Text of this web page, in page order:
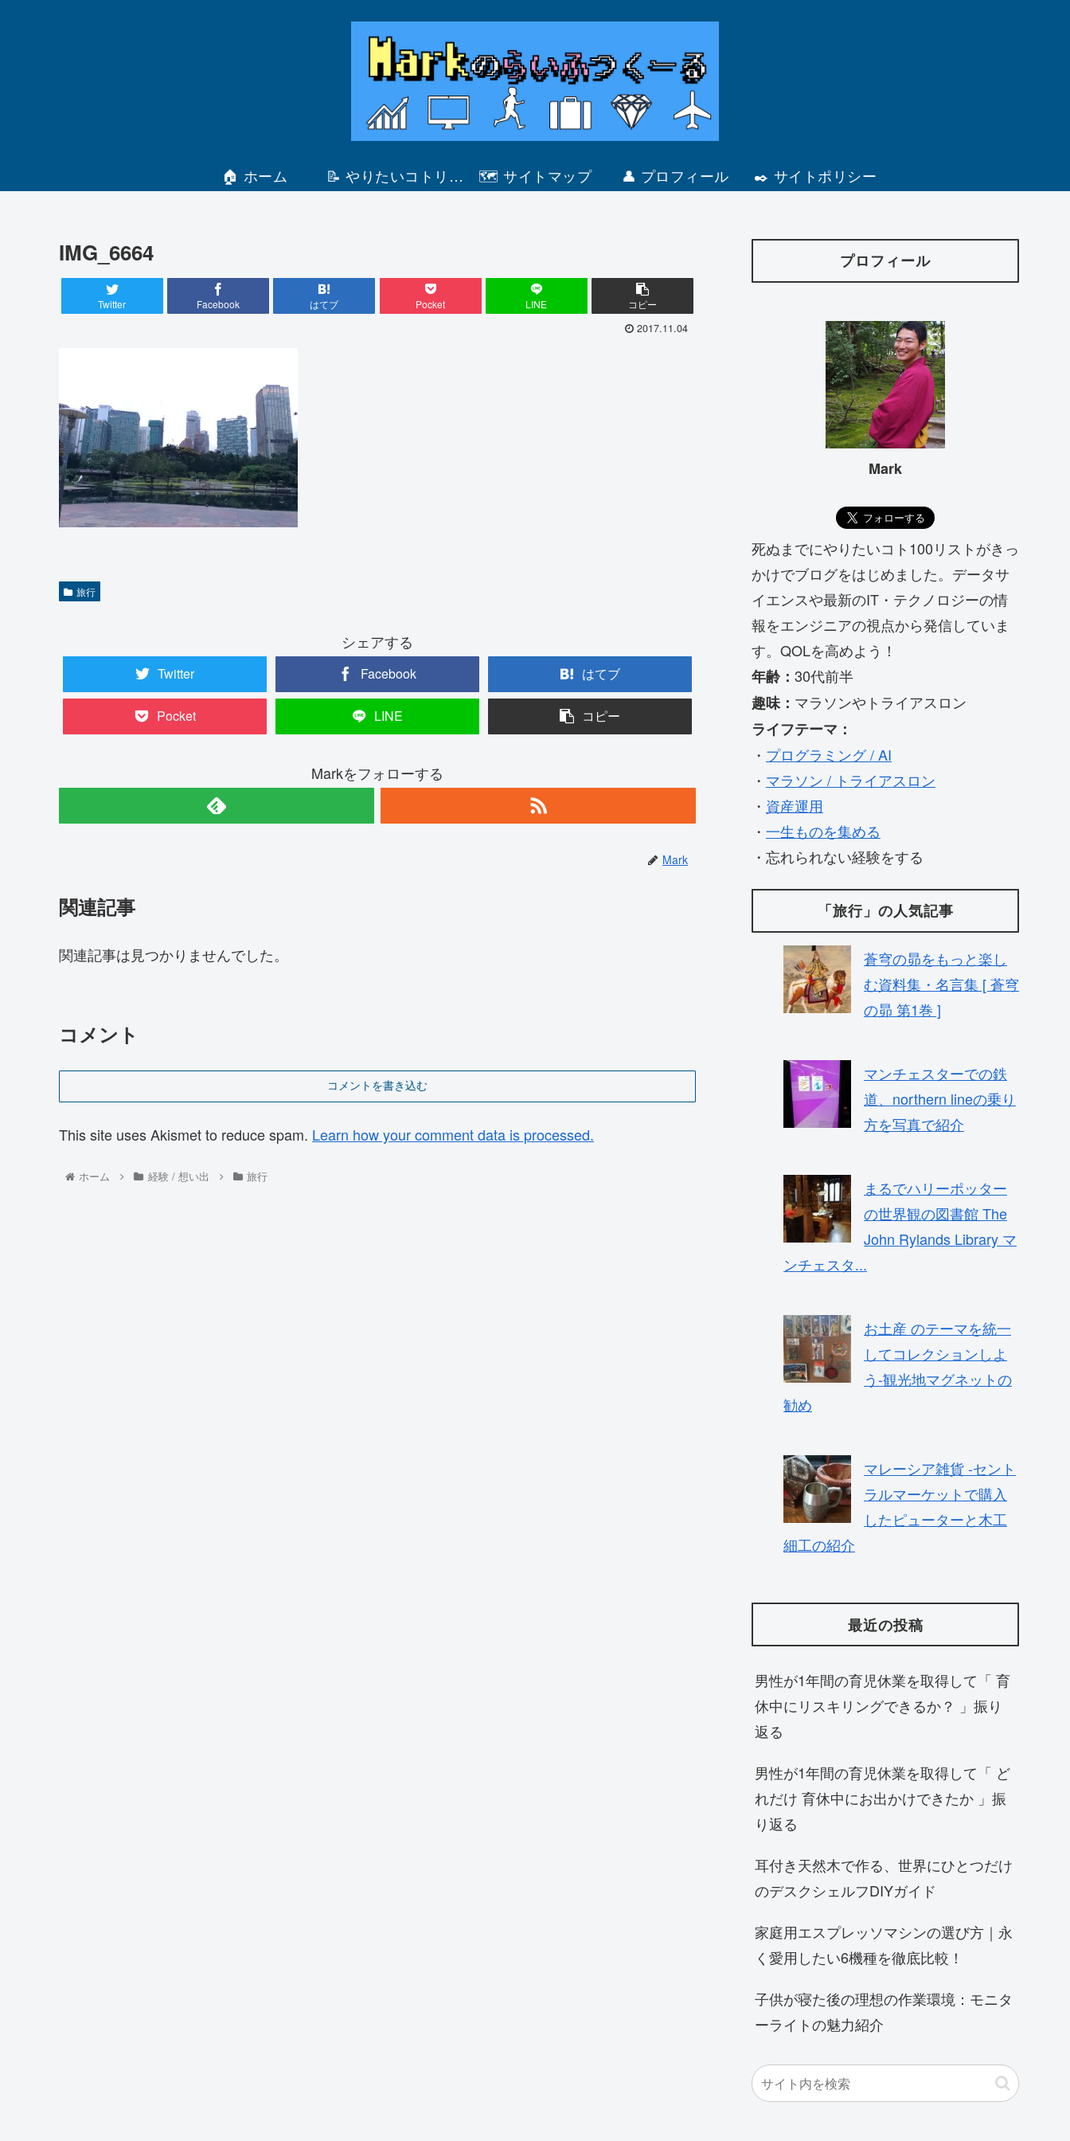
🏠 ホーム
📝 やりたいコトリス
🗺 サイトマップ 👤 プロフィール ✒️ サイトポリシー
IMG_6664
Twitter Facebook はてブ Pocket LINE コピー
2017.11.04
旅行
シェアする
Twitter Facebook はてブ
Pocket LINE コピー
Markをフォローする
Mark
関連記事
関連記事は見つかりませんでした。
コメント
コメントを書き込む
This site uses Akismet to reduce spam. Learn how your comment data is processed.
ホーム 経験 / 想い出 旅行
プロフィール
Mark
死ぬまでにやりたいコト100リストがきっ
かけでブログをはじめました。データサ
イエンスや最新のIT・テクノロジーの情
報をエンジニアの視点から発信していま
す。QOLを高めよう！
年齢： 30代前半
趣味： マラソンやトライアスロン
ライフテーマ：
・ プログラミング / AI
・ マラソン / トライアスロン
・ 資産運用
・ 一生ものを集める
・忘れられない経験をする
「旅行」の人気記事
蒼穹の昴をもっと楽し
む資料集・名言集 [ 蒼穹
の昴 第1巻 ]
マンチェスターでの鉄
道、northern lineの乗り
方を写真で紹介
まるでハリーポッター
の世界観の図書館 The
John Rylands Library マ
ンチェスタ...
お土産 のテーマを統一
してコレクションしよ
う-観光地マグネットの
勧め
マレーシア雑貨 -セント
ラルマーケットで購入
したピューターと木工
細工の紹介
最近の投稿
男性が1年間の育児休業を取得して「 育
休中にリスキリングできるか？ 」振り
返る
男性が1年間の育児休業を取得して「 ど
れだけ 育休中にお出かけできたか 」振
り返る
耳付き天然木で作る、世界にひとつだけ
のデスクシェルフDIYガイド
家庭用エスプレッソマシンの選び方｜永
く愛用したい6機種を徹底比較！
子供が寝た後の理想の作業環境：モニタ
ーライトの魅力紹介